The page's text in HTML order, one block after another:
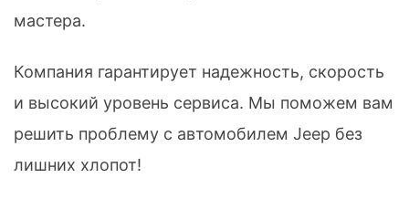
мастера.
Компания гарантирует надежность, скорость
и высокий уровень сервиса. Мы поможем вам
решить проблему с автомобилем Jeep без
лишних хлопот!